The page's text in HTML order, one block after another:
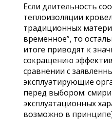
Если длительность
теплоизоляции
традиционных
временное”, то
итоге приводят к
сокращению
сравнении с
эксплуатирующие
перед выбором:
эксплуатационных
возможно в